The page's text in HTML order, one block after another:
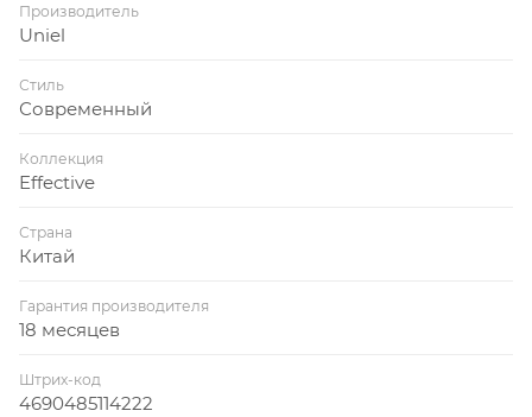
Производитель
Uniel
Стиль
Современный
Коллекция
Effective
Страна
Китай
Гарантия производителя
18 месяцев
Штрих-код
4690485114222